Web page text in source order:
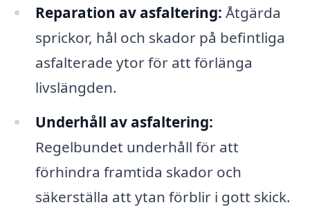
Reparation av asfaltering: Åtgärda
sprickor, hål och skador på befintliga
asfalterade ytor för att förlänga
livslängden.
Underhåll av asfaltering:
Regelbundet underhåll för att
förhindra framtida skador och
säkerställa att ytan förblir i gott skick.